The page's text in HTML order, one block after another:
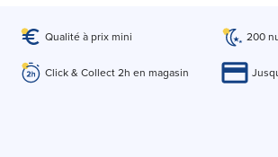
Qualité à prix mini 200
Click & Collect 2h en magasin